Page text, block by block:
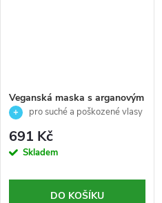
Veganská maska s arganovým
olejem pro suché a poškozené
Professional-250ml
pro suché a poškozené vlasy
691 Kč
Skladem
DO KOŠÍKU